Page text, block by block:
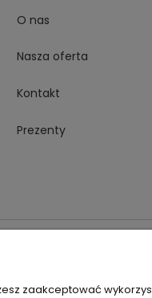
O nas
Nasza oferta
Kontakt
Prezenty
zaakceptować